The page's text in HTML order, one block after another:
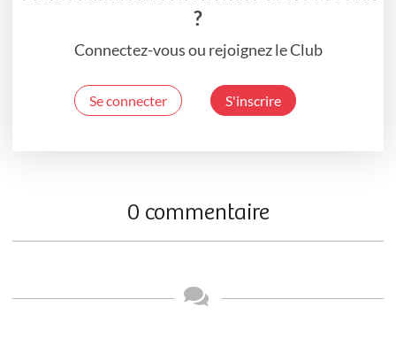
?
Connectez-vous ou rejoignez le Club
Se connecter S'inscrire
0 commentaire